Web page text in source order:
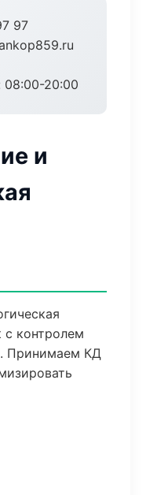
97
20:00
и
с контролем
Принимаем КД